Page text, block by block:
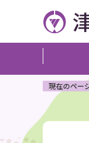
ペ
ジ
で
現在のペー